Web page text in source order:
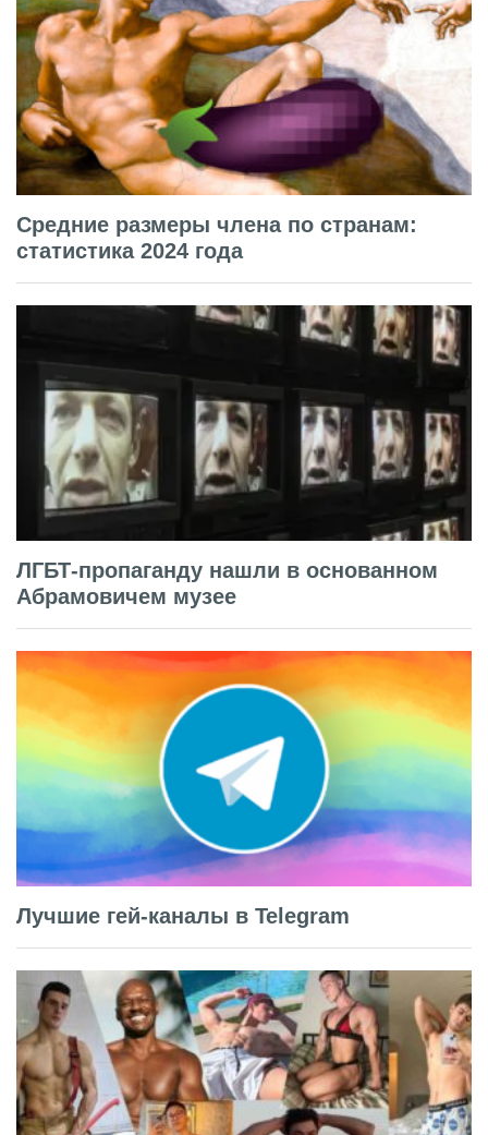
Средние размеры члена по странам:
статистика 2024 года
ЛГБТ-пропаганду нашли в основанном
Абрамовичем музее
Лучшие гей-каналы в Telegram